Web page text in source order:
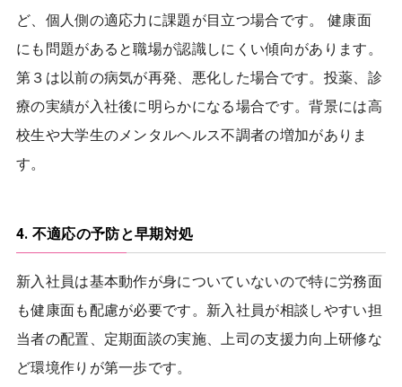
ど、個人側の適応力に課題が目立つ場合です。 健康面
にも問題があると職場が認識しにくい傾向があります。
第３は以前の病気が再発、悪化した場合です。投薬、診
療の実績が入社後に明らかになる場合です。背景には高
校生や大学生のメンタルヘルス不調者の増加がありま
す。
4. 不適応の予防と早期対処
新入社員は基本動作が身についていないので特に労務面
も健康面も配慮が必要です。新入社員が相談しやすい担
当者の配置、定期面談の実施、上司の支援力向上研修な
ど環境作りが第一歩です。